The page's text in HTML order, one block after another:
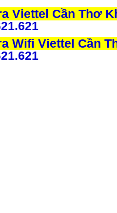
Viettel Cần Thơ
Wifi Viettel Cần